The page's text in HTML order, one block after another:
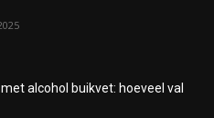
alcohol buikvet: hoeveel val